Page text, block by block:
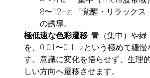
8〜12Hz: 「覚醒・リラックス
の誘導。
極低速な色彩遷移: 青（集中）や
を、0.01〜0.1Hzという極めて緩慢
す。意識に変化を悟らせず、生理
しい方向へ遷移させます。